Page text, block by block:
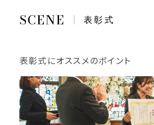
表彰式
表彰式にオススメのポイント